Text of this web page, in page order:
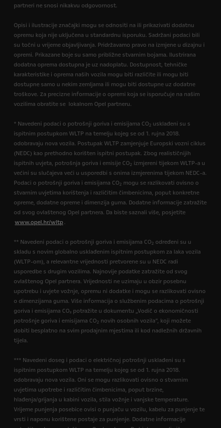
partneri ne snosi nikakvu odgovornost.
Opisi i ilustracije značajki mogu se odnositi na ili prikazivati dodatnu
opremu koja nije uključena u standardnu isporuku. Sadržani podaci bili
su točni u vrijeme objavljivanja. Pridržavamo pravo na izmjene u dizajnu i
opremi. Prikazane boje su samo približne stvarnim bojama. Ilustrirana
dodatna oprema dostupna je uz nadoplatu. Dostupnost, tehničke
karakteristike i oprema naših vozila mogu biti različite ili mogu biti
dostupne samo u nekim zemljama ili mogu biti dostupne uz dodatne
troškove. Za precizne informacije o opremi koja se isporučuje na našim
vozilima obratite se lokalnom Opel partneru.
* Navedeni podaci o potrošnji goriva i emisijama CO2 usklađeni su s
ispitnim postupkom WLTP na temelju kojeg se od 1. rujna 2018.
odobravaju nova vozila. Postupak WLTP zamjenjuje Europski vozni ciklus
(NEDC) kao prethodno korišten ispitni postupak. Zbog realističnijih
ispitnih uvjeta, potrošnja goriva i emisije CO2 izmjereni tijekom WLTP-a u
većini su slučajeva veći u usporedbi s onima izmjerenima tijekom NEDC-a.
Podaci o potrošnji goriva i emisijama CO2 mogu se razlikovati ovisno o
stvarnim uvjetima korištenja i različitim čimbenicima, poput konkretne
opreme, dodatne opreme i dimenzija guma. Dodatne informacije zatražite
od svog ovlaštenog Opel partnera. Da biste saznali više, posjetite
www.opel.hr/wltp .
** Navedeni podaci o potrošnji goriva i emisijama CO2 određeni su u
skladu s novim globalno usklađenim ispitnim postupkom za laka vozila
(WLTP-om), a relevantne vrijednosti pretvorene su u NEDC radi
usporedbe s drugim vozilima. Najnovije podatke zatražite od svog
ovlaštenog Opel partnera. Vrijednosti ne uzimaju u obzir posebnu
upotrebu i uvjete vožnje, opremu ni dodatke i mogu se razlikovati ovisno
o dimenzijama guma. Više informacija o službenim podacima o potrošnji
goriva i emisijama CO₂ potražite u dokumentu „Vodič o ekonomičnosti
potrošnje goriva i emisijama CO2 novih osobnih vozila”, koji možete
dobiti besplatno na svim prodajnim mjestima ili kod nadležnih državnih
tijela.
*** Navedeni doseg i podaci o električnoj potrošnji usklađeni su s
ispitnim postupkom WLTP na temelju kojeg se od 1. rujna 2018.
odobravaju nova vozila. Oni se mogu razlikovati ovisno o stvarnim
uvjetima upotrebe i različitim čimbenicima, poput brzine,
hlađenja/grijanja u kabini vozila, stila vožnje i vanjske temperature.
Vrijeme punjenja posebice ovisi o punjaču u vozilu, kabelu za punjenje te
vrsti i naponu korištene postaje za punjenje. Dodatne informacije